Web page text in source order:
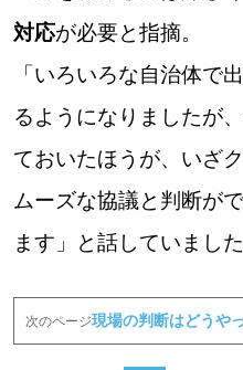
対応が必要と指摘。
「いろいろな自治体で
るようになりましたが
ておいたほうが、いざ
ムーズな協議と判断が
ます」と話していました
次のページ現場の判断はどうや